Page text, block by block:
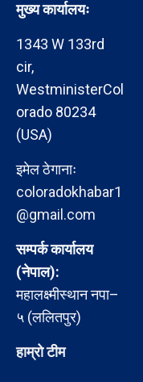
मुख्य कार्यालयः
1343 W 133rd
cir,
WestministerCol
orado 80234
(USA)
इमेल ठेगानाः
coloradokhabar1
@gmail.com
सम्पर्क कार्यालय
(नेपाल):
महालक्ष्मीस्थान नपा–
५ (ललितपुर)
हाम्रो टीम